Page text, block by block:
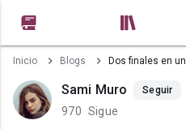
Inicio Blogs
Sami Muro Seguir
970 Sigue